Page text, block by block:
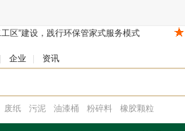
企业 资讯
废纸 污泥 油漆桶 粉碎料 橡胶颗粒